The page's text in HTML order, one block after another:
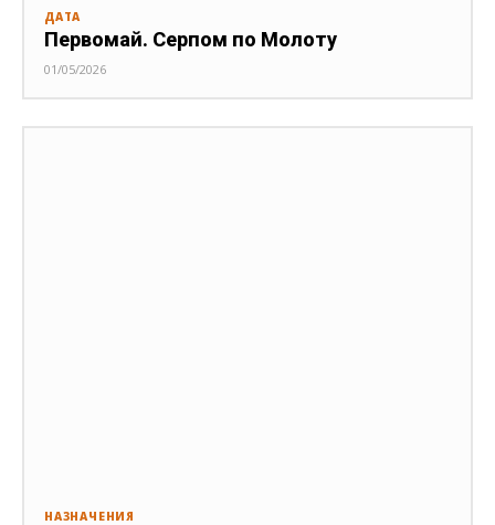
ДАТА
Первомай. Серпом по Молоту
01/05/2026
НАЗНАЧЕНИЯ